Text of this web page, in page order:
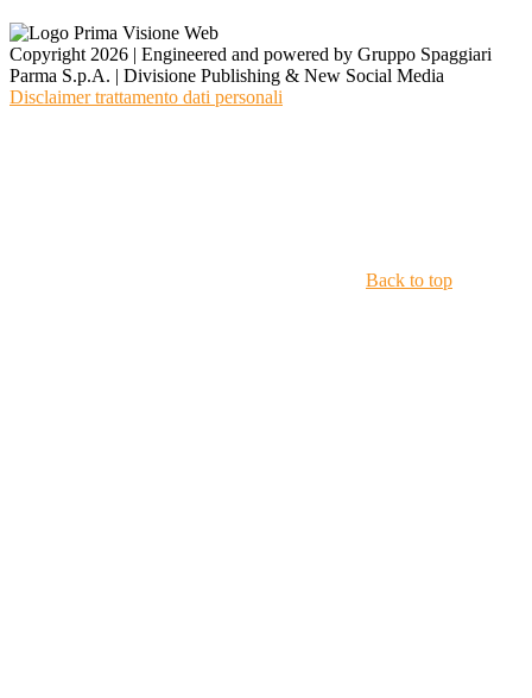
Copyright 2026 | Engineered and powered by Gruppo Spaggiari
Parma S.p.A. | Divisione Publishing & New Social Media
Disclaimer trattamento dati personali
Back to top